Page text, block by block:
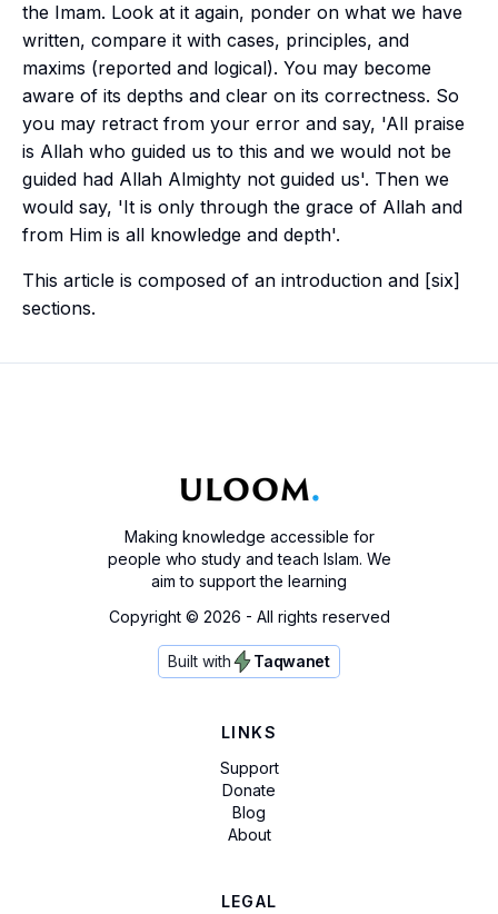
the Imam. Look at it again, ponder on what we have
written, compare it with cases, principles, and
maxims (reported and logical). You may become
aware of its depths and clear on its correctness. So
you may retract from your error and say, 'All praise
is Allah who guided us to this and we would not be
guided had Allah Almighty not guided us'. Then we
would say, 'It is only through the grace of Allah and
from Him is all knowledge and depth'.
This article is composed of an introduction and [six]
sections.
Making knowledge accessible for
people who study and teach Islam. We
aim to support the learning
Copyright © 2026 - All rights reserved
Built with Taqwanet
LINKS
Support
Donate
Blog
About
LEGAL